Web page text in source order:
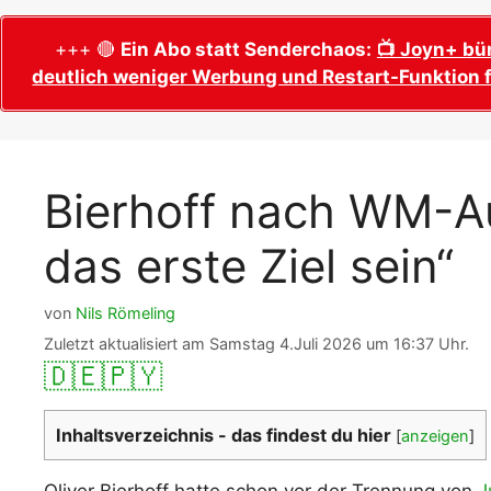
Wer wird Fußball-Weltmeister 2026?
Alle WM 2026 Trainer
Alle Fußball Weltmeister
Adidas Trionda: offizielle WM 2026
Spielball
Alle Nationalspieler der FIFA Fußball WM
2026
WM 2026 Qualifikation in Europa: Tabelle
& Spielplan
WM 2026
Termine,
WM 2026
WM 2026
WM 2026
Spielort
Ausfüllen &
Fußball WM
PDF zum
+++ 🔴 Ein Abo statt Senderchaos: 📺 Joyn+
deutlich weniger Werbung und Restart-
Bierhoff nach WM-
das erste Ziel sein“
von Nils Römeling
Zuletzt aktualisiert am Samstag 4.Juli 2026 um 16:37 Uhr.
🇩🇪🇵🇾
Inhaltsverzeichnis - das findest du hier [anzeigen]